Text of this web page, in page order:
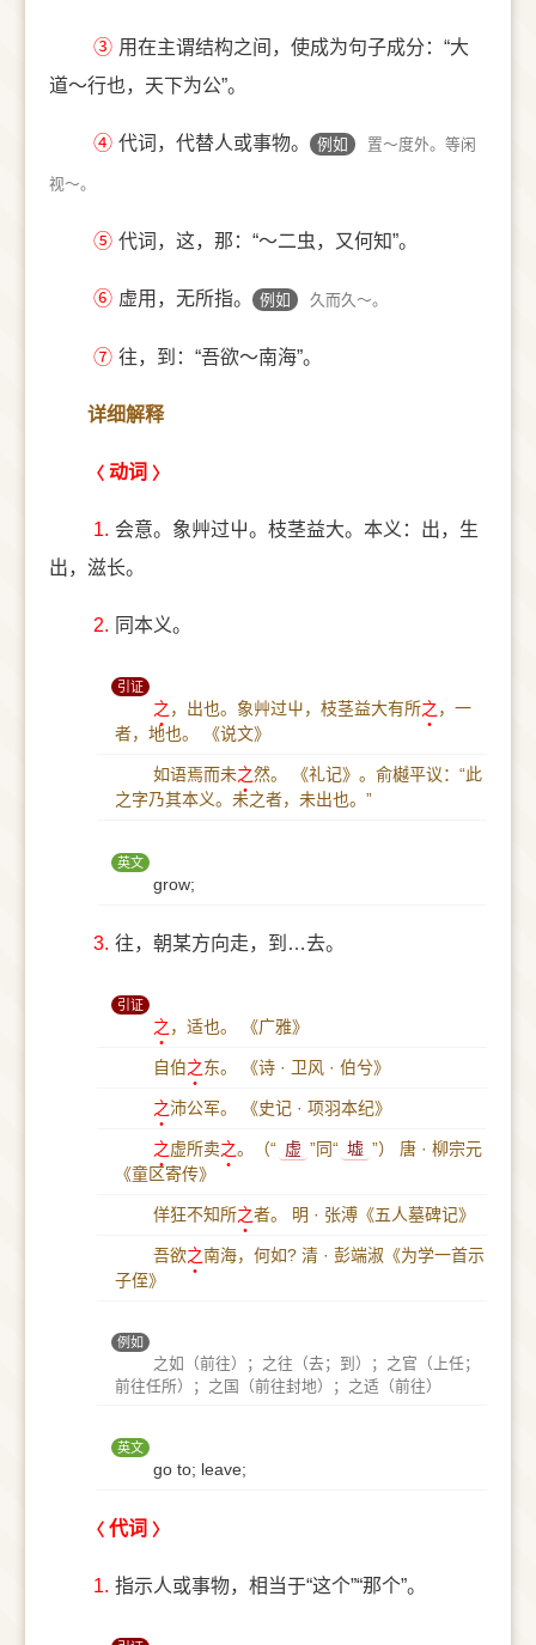
③ 用在主谓结构之间，使成为句子成分：“大
道～行也，天下为公”。
④ 代词，代替人或事物。 例如 置～度外。等闲
视～。
⑤ 代词，这，那：“～二虫，又何知”。
⑥ 虚用，无所指。 例如 久而久～。
⑦ 往，到：“吾欲～南海”。
详细解释
动词
1. 会意。象艸过屮。枝茎益大。本义：出，生
出，滋长。
2. 同本义。
引证
之 ，出也。象艸过屮，枝茎益大有所之 ，一
者，地也。
《说文》
如语焉而未之然。
《礼记》。俞樾平议：“此
之字乃其本义。未之者，未出也。”
英文
grow;
3. 往，朝某方向走，到…去。
引证
之 ，适也。 《广雅》
自伯之东。 《诗 · 卫风 · 伯兮》
之沛公军。 《史记 · 项羽本纪》
之虚所卖之。（“ 虚 ”同“ 墟 ”） 唐 · 柳宗元
《童区寄传》
佯狂不知所之者。 明 · 张溥《五人墓碑记》
吾欲之南海，何如? 清 · 彭端淑《为学一首示
子侄》
例如
之如（前往）；之往（去；到）；之官（上任；
前往任所）；之国（前往封地）；之适（前往）
英文
go to; leave;
代词
1. 指示人或事物，相当于“这个”“那个”。